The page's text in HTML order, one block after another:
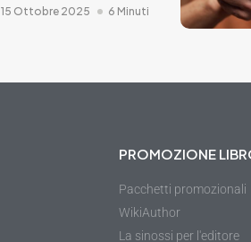
15 Ottobre 2025 6 Minuti
PROMOZIONE
Pacchetti promozionali
WikiAuthor
La sinossi per l'editore